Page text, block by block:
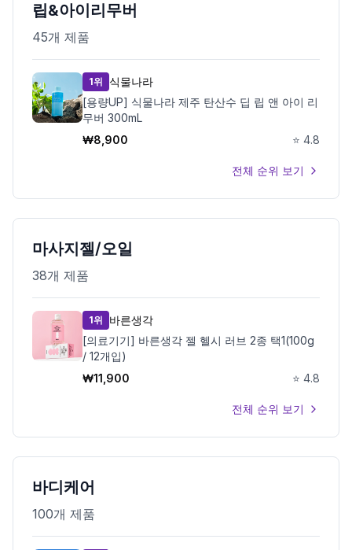
립&아이리무버
45개 제품
1위
식물나라
[용량UP] 식물나라 제주 탄산수 딥 립 앤 아이 리
무버 300mL
₩8,900 ⭐ 4.8
전체 순위 보기
마사지젤/오일
38개 제품
1위
바른생각
[의료기기] 바른생각 젤 헬시 러브 2종 택1(100g
/ 12개입)
₩11,900 ⭐ 4.8
전체 순위 보기
바디케어
100개 제품